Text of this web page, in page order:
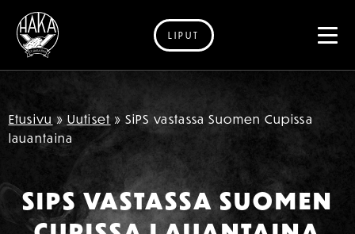
Siirry sisältöön
LIPUT
Etusivu » Uutiset » SiPS vastassa Suomen Cupissa
lauantaina
SIPS VASTASSA SUOMEN